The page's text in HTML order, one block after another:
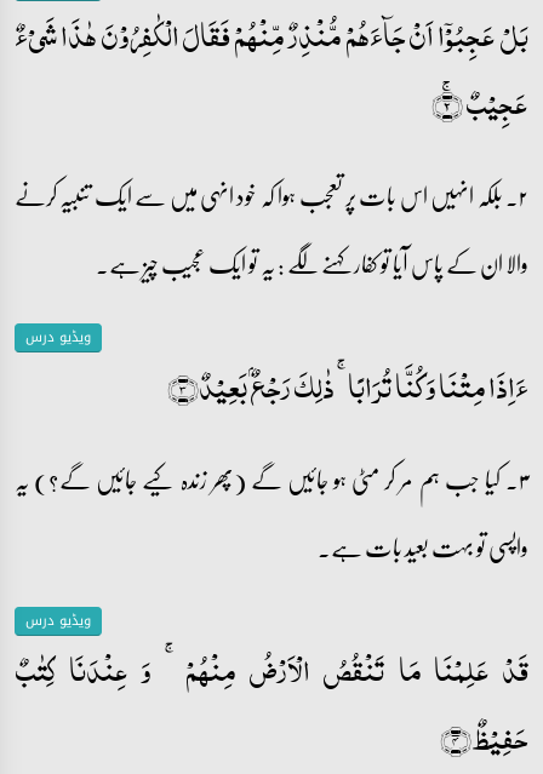
بَلۡ عَجِبُوۡۤا اَنۡ جَآءَہُمۡ مُّنۡذِرٌ مِّنۡہُمۡ فَقَالَ الۡکٰفِرُوۡنَ ہٰذَا شَیۡءٌ
عَجِیۡبٌ ۚ﴿۲﴾
۲۔ بلکہ انہیں اس بات پر تعجب ہوا کہ خود انہی میں سے ایک تنبیہ کرنے
والا ان کے پاس آیا تو کفار کہنے لگے : یہ تو ایک عجیب چیز ہے۔
ویڈیو درس
ءَاِذَا مِتۡنَا وَ کُنَّا تُرَابًا ۚ ذٰلِکَ رَجۡعٌۢ بَعِیۡدٌ﴿۳﴾
۳۔ کیا جب ہم مر کر مٹی ہو جائیں گے (پھر زندہ کیے جائیں گے؟) یہ
واپسی تو بہت بعید بات ہے۔
ویڈیو درس
قَدۡ عَلِمۡنَا مَا تَنۡقُصُ الۡاَرۡضُ مِنۡہُمۡ ۚ وَ عِنۡدَنَا کِتٰبٌ
حَفِیۡظٌ﴿۴﴾